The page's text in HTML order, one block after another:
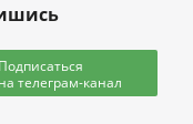
Подписаться
на телеграм-канал